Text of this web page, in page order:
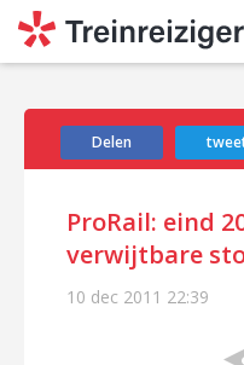
Delen
ProRail: eind
verwijtbare
10 dec 2011 22:39